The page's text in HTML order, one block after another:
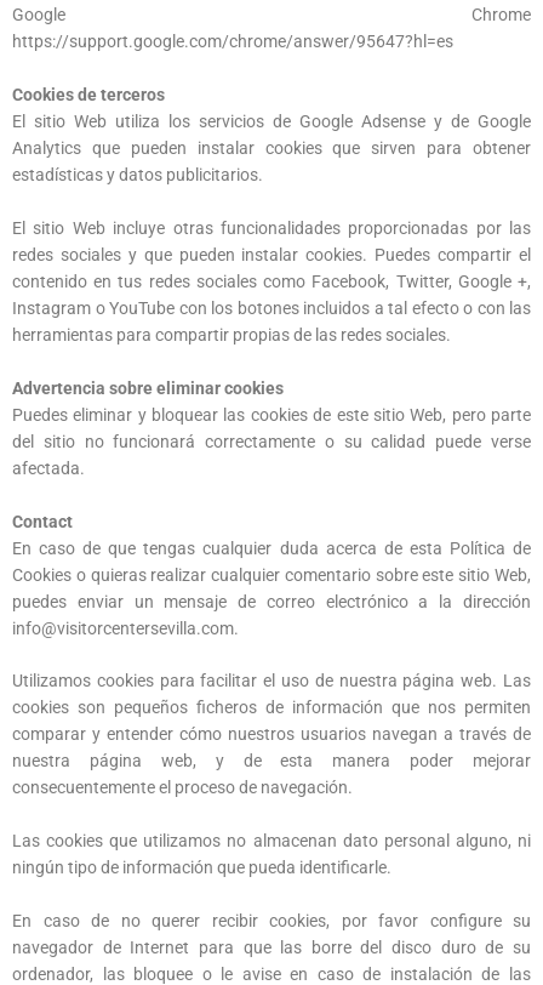
Google Chrome
https://support.google.com/chrome/answer/95647?hl=es
Cookies de terceros
El sitio Web utiliza los servicios de Google Adsense y de Google
Analytics que pueden instalar cookies que sirven para obtener
estadísticas y datos publicitarios.
El sitio Web incluye otras funcionalidades proporcionadas por las
redes sociales y que pueden instalar cookies. Puedes compartir el
contenido en tus redes sociales como Facebook, Twitter, Google +,
Instagram o YouTube con los botones incluidos a tal efecto o con las
herramientas para compartir propias de las redes sociales.
Advertencia sobre eliminar cookies
Puedes eliminar y bloquear las cookies de este sitio Web, pero parte
del sitio no funcionará correctamente o su calidad puede verse
afectada.
Contact
En caso de que tengas cualquier duda acerca de esta Política de
Cookies o quieras realizar cualquier comentario sobre este sitio Web,
puedes enviar un mensaje de correo electrónico a la dirección
info@visitorcentersevilla.com.
Utilizamos cookies para facilitar el uso de nuestra página web. Las
cookies son pequeños ficheros de información que nos permiten
comparar y entender cómo nuestros usuarios navegan a través de
nuestra página web, y de esta manera poder mejorar
consecuentemente el proceso de navegación.
Las cookies que utilizamos no almacenan dato personal alguno, ni
ningún tipo de información que pueda identificarle.
En caso de no querer recibir cookies, por favor configure su
navegador de Internet para que las borre del disco duro de su
ordenador, las bloquee o le avise en caso de instalación de las